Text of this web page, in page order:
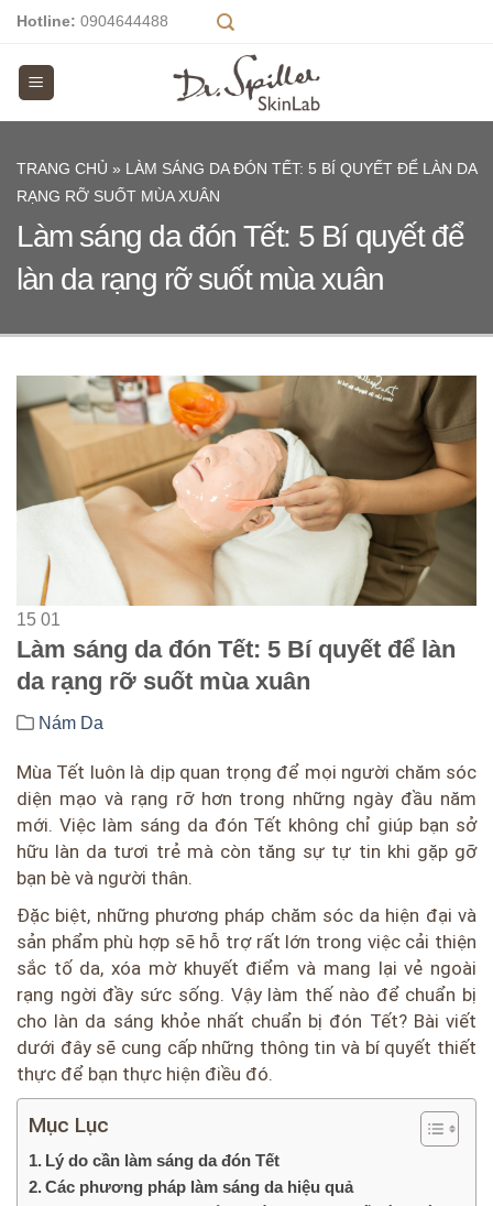
Skip
content
Hotline: 0904644488
TRANG CHỦ » LÀM SÁNG DA ĐÓN TẾT: 5 BÍ QUYẾT ĐỂ LÀN DA
RẠNG RỠ SUỐT MÙA XUÂN
Làm sáng da đón Tết: 5 Bí quyết để
làn da rạng rỡ suốt mùa xuân
15 01
Làm sáng da đón Tết: 5 Bí quyết để làn
da rạng rỡ suốt mùa xuân
Nám Da
Mùa Tết luôn là dịp quan trọng để mọi người chăm sóc
diện mạo và rạng rỡ hơn trong những ngày đầu năm
mới. Việc làm sáng da đón Tết không chỉ giúp bạn sở
hữu làn da tươi trẻ mà còn tăng sự tự tin khi gặp gỡ
bạn bè và người thân.
Đặc biệt, những phương pháp chăm sóc da hiện đại và
sản phẩm phù hợp sẽ hỗ trợ rất lớn trong việc cải thiện
sắc tố da, xóa mờ khuyết điểm và mang lại vẻ ngoài
rạng ngời đầy sức sống. Vậy làm thế nào để chuẩn bị
cho làn da sáng khỏe nhất chuẩn bị đón Tết? Bài viết
dưới đây sẽ cung cấp những thông tin và bí quyết thiết
thực để bạn thực hiện điều đó.
Mục Lục
Lý do cần làm sáng da đón Tết
Các phương pháp làm sáng da hiệu quả